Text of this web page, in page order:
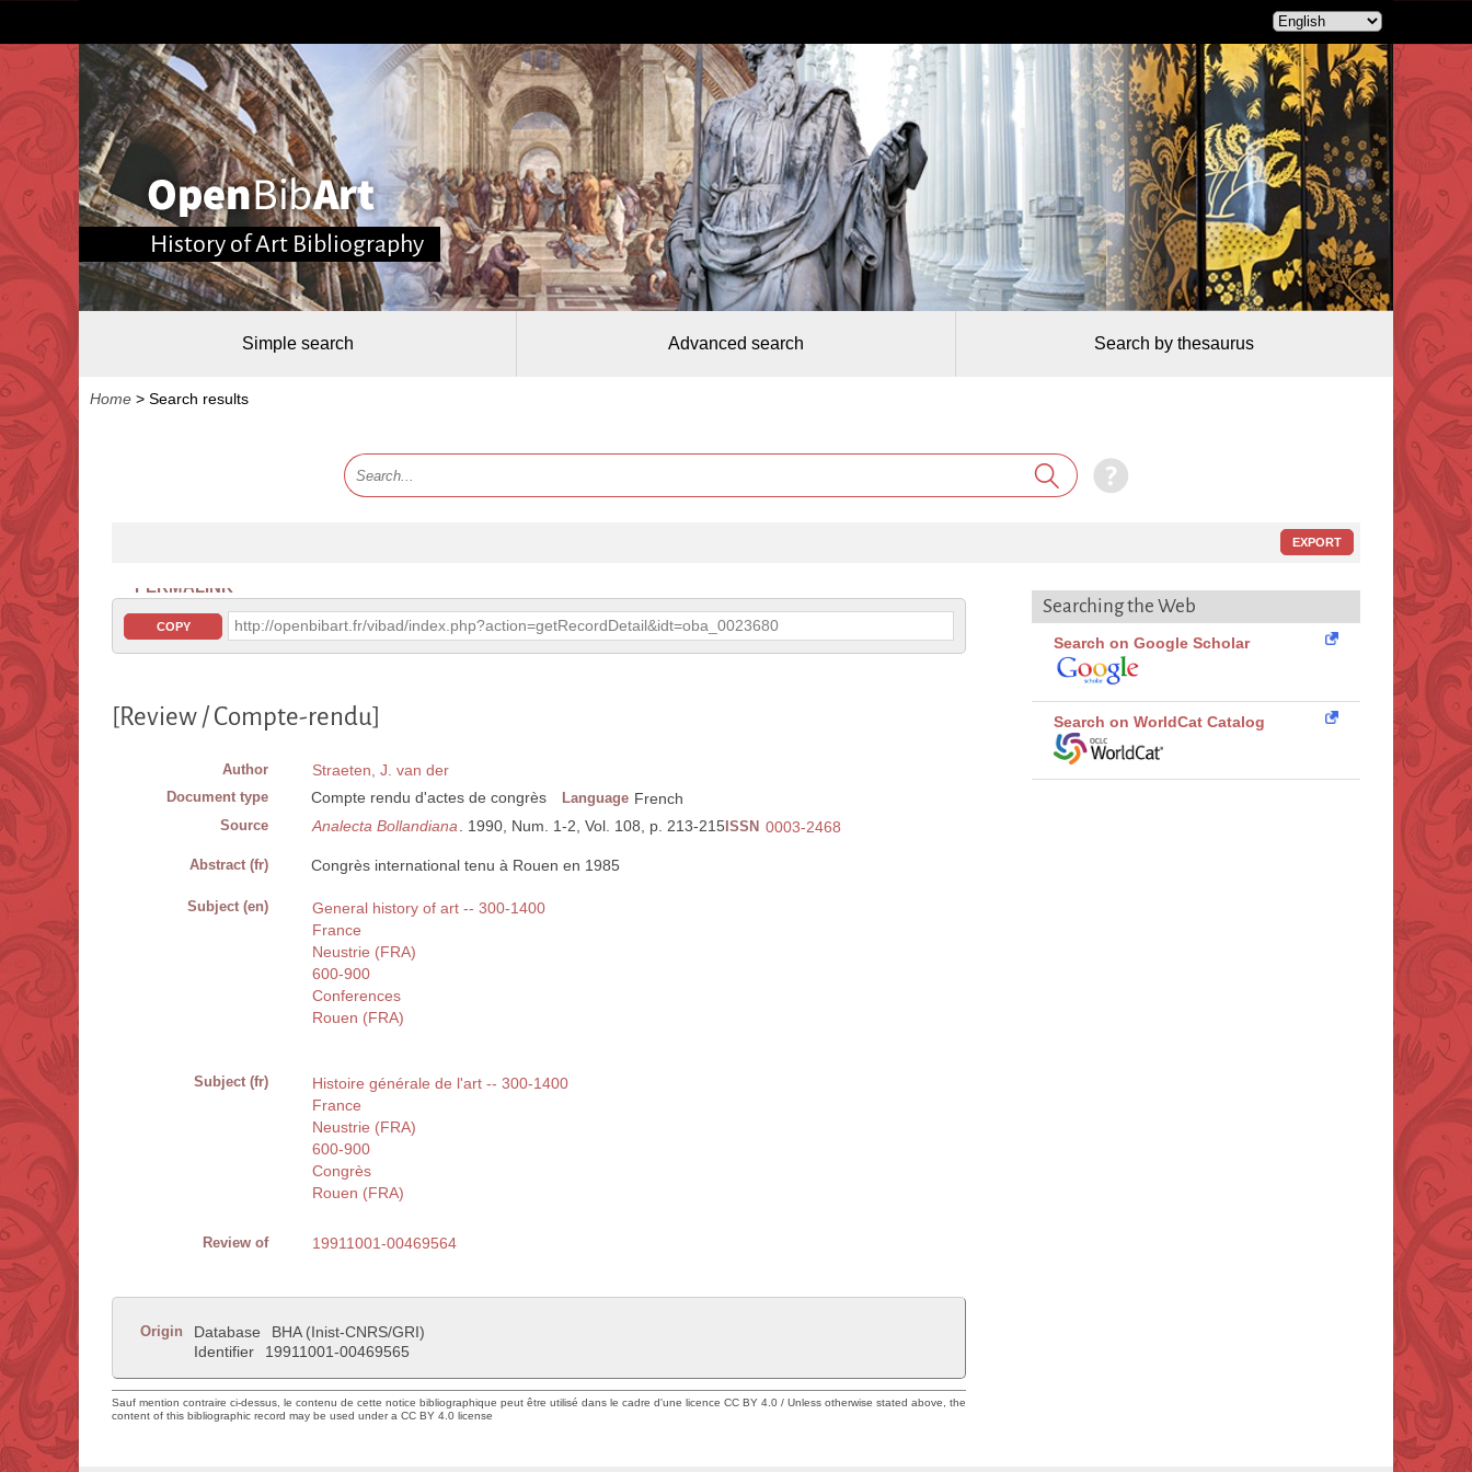
History of Art Bibliography
Simple search Advanced search Search by thesaurus
Home > Search results
EXPORT
PERMALINK
COPY http://openbibart.fr/vibad/index.php?action=getRecordDetail&idt=oba_0023680
[Review / Compte-rendu]
Author Straeten, J. van der
Document type Compte rendu d'actes de congrès Language French
Source Analecta Bollandiana . 1990, Num. 1-2, Vol. 108, p. 213-215 ISSN 0003-2468
Abstract (fr) Congrès international tenu à Rouen en 1985
Subject (en)
General history of art -- 300-1400
France
Neustrie (FRA)
600-900
Conferences
Rouen (FRA)
Subject (fr)
Histoire générale de l'art -- 300-1400
France
Neustrie (FRA)
600-900
Congrès
Rouen (FRA)
Review of 19911001-00469564
Origin Database
BHA (Inist-CNRS/GRI)
Identifier
19911001-00469565
Sauf mention contraire ci-dessus, le contenu de cette notice bibliographique peut être utilisé dans le cadre d'une licence CC BY 4.0 / Unless otherwise stated above, the
content of this bibliographic record may be used under a CC BY 4.0 license
Searching the Web
Search on Google Scholar
Search on WorldCat Catalog